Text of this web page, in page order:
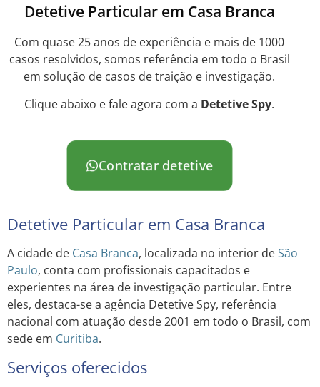
Detetive Particular em Casa Branca
Com quase 25 anos de experiência e mais de 1000
casos resolvidos, somos referência em todo o Brasil
em solução de casos de traição e investigação.
Clique abaixo e fale agora com a Detetive Spy.
Contratar detetive
Detetive Particular em Casa Branca
A cidade de Casa Branca, localizada no interior deSão
Paulo, conta com profissionais capacitados e
experientes na área de investigação particular. Entre
eles, destaca-se a agência Detetive Spy, referência
nacional com atuação desde 2001 em todo o Brasil, com
sede em Curitiba.
Serviços oferecidos